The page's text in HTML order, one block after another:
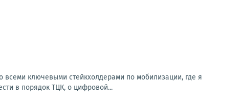
ключевыми стейкхолдерами по мобилизации, где я
в порядок ТЦК, о цифровой...